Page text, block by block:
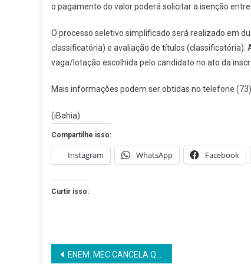
o pagamento do valor poderá solicitar a isenção
O processo seletivo simplificado será realizado em
classificatória) e avaliação de títulos (classificatória).
vaga/lotação escolhida pelo candidato no ato da
Mais informações podem ser obtidas no telefone
(iBahia)
Compartilhe isso:
Instagram WhatsApp Facebook
Curtir isso:
Navegação
ENEM: MEC CANCELA QUESTÃO DE MATEMÁTICA